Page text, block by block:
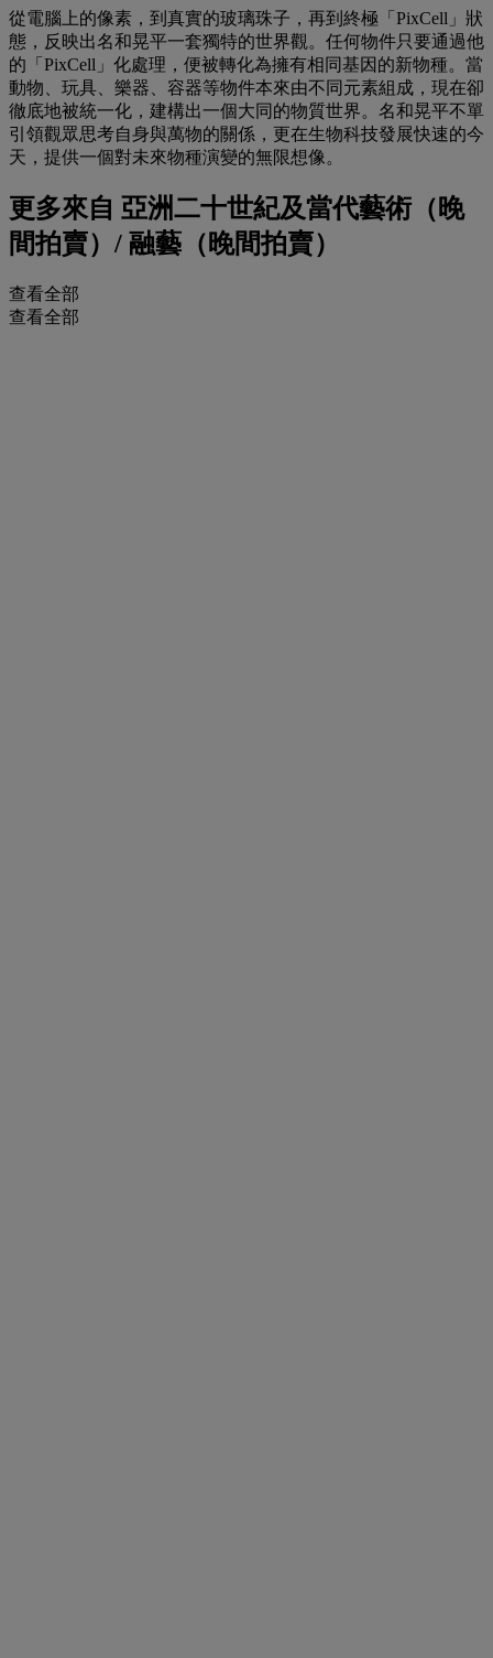
從電腦上的像素，到真實的玻璃珠子，再到終極「PixCell」狀
態，反映出名和晃平一套獨特的世界觀。任何物件只要通過他
的「PixCell」化處理，便被轉化為擁有相同基因的新物種。當
動物、玩具、樂器、容器等物件本來由不同元素組成，現在卻
徹底地被統一化，建構出一個大同的物質世界。名和晃平不單
引領觀眾思考自身與萬物的關係，更在生物科技發展快速的今
天，提供一個對未來物種演變的無限想像。
更多來自 亞洲二十世紀及當代藝術（晚
間拍賣）/ 融藝（晚間拍賣）
查看全部
查看全部